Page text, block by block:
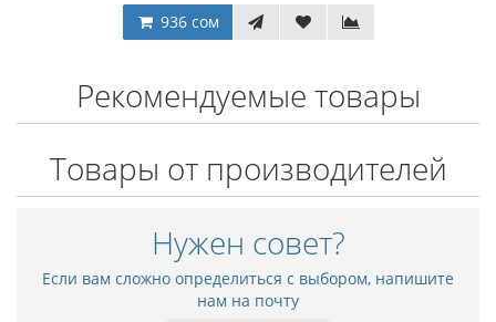
936 сом
Рекомендуемые товары
Товары от производителей
Нужен совет?
Если вам сложно определиться с выбором, напишите
нам на почту